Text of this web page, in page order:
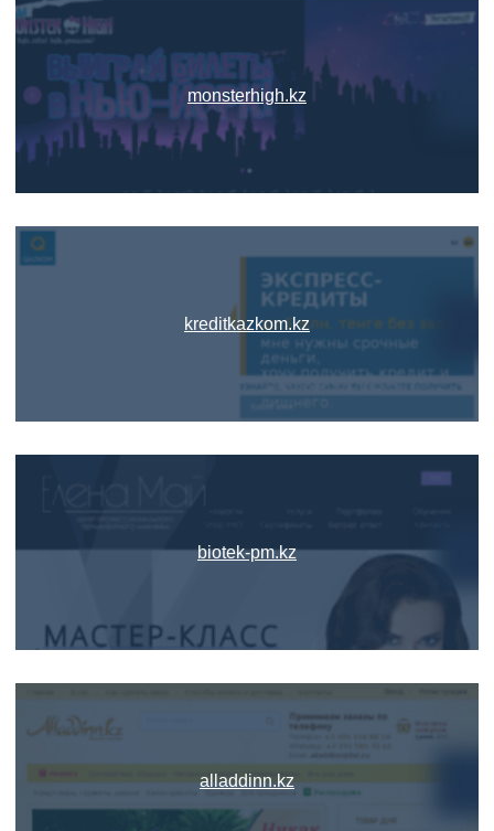
monsterhigh.kz
kreditkazkom.kz
biotek-pm.kz
alladdinn.kz